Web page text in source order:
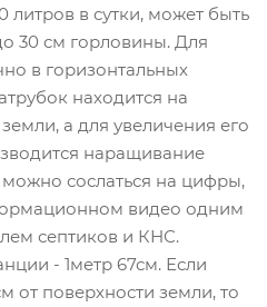
в сутки, может быть
30 см горловины. Для
в горизонтальных
находится на
а для увеличения его
наращивание
сослаться на цифры,
видео одним
септиков и КНС.
- 1метр 67см. Если
от поверхности земли, то